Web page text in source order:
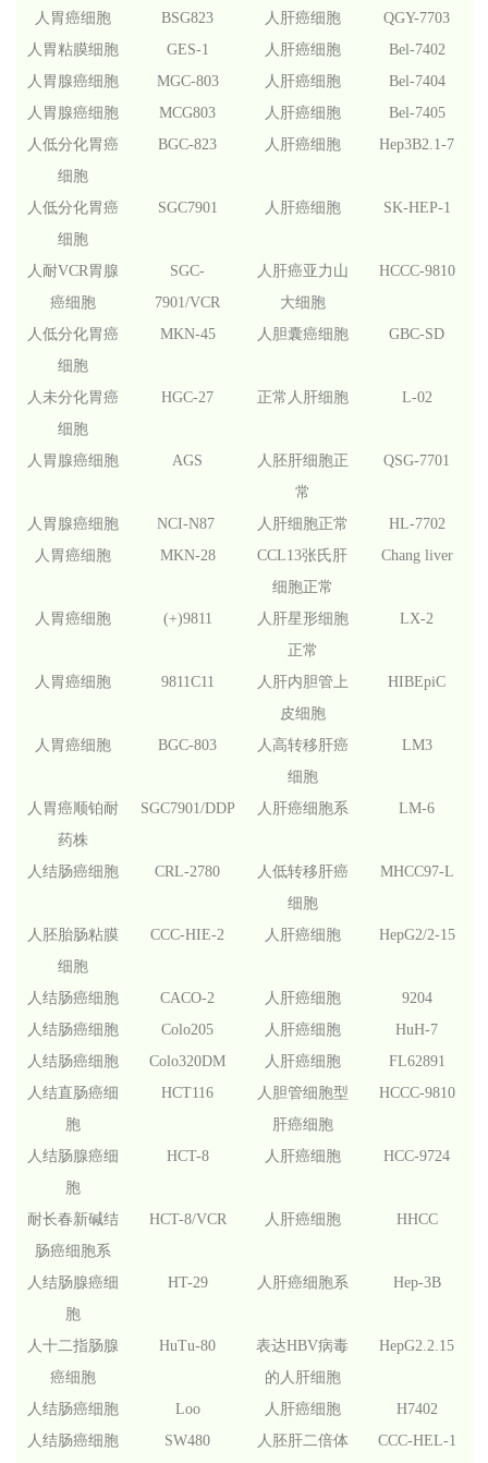
人胃癌细胞 BSG823 人肝癌细胞
QGY-7703
人胃粘膜细胞
GES-1 人肝癌细胞
Bel-7402
人胃腺癌细胞
MGC-803 人肝癌细胞
Bel-7404
人胃腺癌细胞
MCG803 人肝癌细胞
Bel-7405
人低分化胃癌
细胞
BGC-823 人肝癌细胞 Hep3B2.1-7
人低分化胃癌
细胞
SGC7901 人肝癌细胞 SK-HEP-1
人耐VCR胃腺
癌细胞
SGC-
7901/VCR
人肝癌亚力山
大细胞
HCCC-9810
人低分化胃癌
细胞
MKN-45 人胆囊癌细胞 GBC-SD
人未分化胃癌
细胞
HGC-27 正常人肝细胞 L-02
人胃腺癌细胞 AGS
人胚肝细胞正
常
QSG-7701
人胃腺癌细胞 NCI-N87 人肝细胞正常
HL-7702
人胃癌细胞
MKN-28 CCL13张氏肝
细胞正常
Chang liver
人胃癌细胞 (+)9811
人肝星形细胞
正常
LX-2
人胃癌细胞 9811C11
人肝内胆管上
皮细胞
HIBEpiC
人胃癌细胞 BGC-803
人高转移肝癌
细胞
LM3
人胃癌顺铂耐
药株
SGC7901/DDP 人肝癌细胞系 LM-6
人结肠癌细胞 CRL-2780
人低转移肝癌
细胞
MHCC97-L
人胚胎肠粘膜
细胞
CCC-HIE-2 人肝癌细胞 HepG2/2-15
人结肠癌细胞 CACO-2 人肝癌细胞
9204
人结肠癌细胞
Colo205 人肝癌细胞
HuH-7
人结肠癌细胞
Colo320DM 人肝癌细胞
FL62891
人结直肠癌细
胞
HCT116
人胆管细胞型
肝癌细胞
HCCC-9810
人结肠腺癌细
胞
HCT-8 人肝癌细胞 HCC-9724
耐长春新碱结
肠癌细胞系
HCT-8/VCR 人肝癌细胞 HHCC
人结肠腺癌细
胞
HT-29 人肝癌细胞系 Hep-3B
人十二指肠腺
癌细胞
HuTu-80
表达HBV病毒
的人肝细胞
HepG2.2.15
人结肠癌细胞 Loo 人肝癌细胞
H7402
人结肠癌细胞
SW480
人胚肝二倍体
CCC-HEL-1